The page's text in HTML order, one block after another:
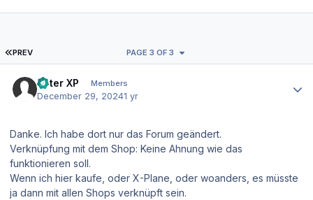
FIRST PAGE
PREV PAGE 3 OF 3
Peter XP Members
December 29, 20241 yr
Danke. Ich habe dort nur das Forum geändert.
Verknüpfung mit dem Shop: Keine Ahnung wie das
funktionieren soll.
Wenn ich hier kaufe, oder X-Plane, oder woanders, es müsste
ja dann mit allen Shops verknüpft sein.